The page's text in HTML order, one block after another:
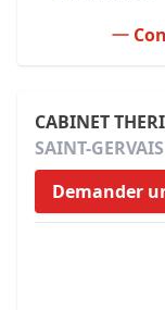
CABINET
SAINT-
Demander